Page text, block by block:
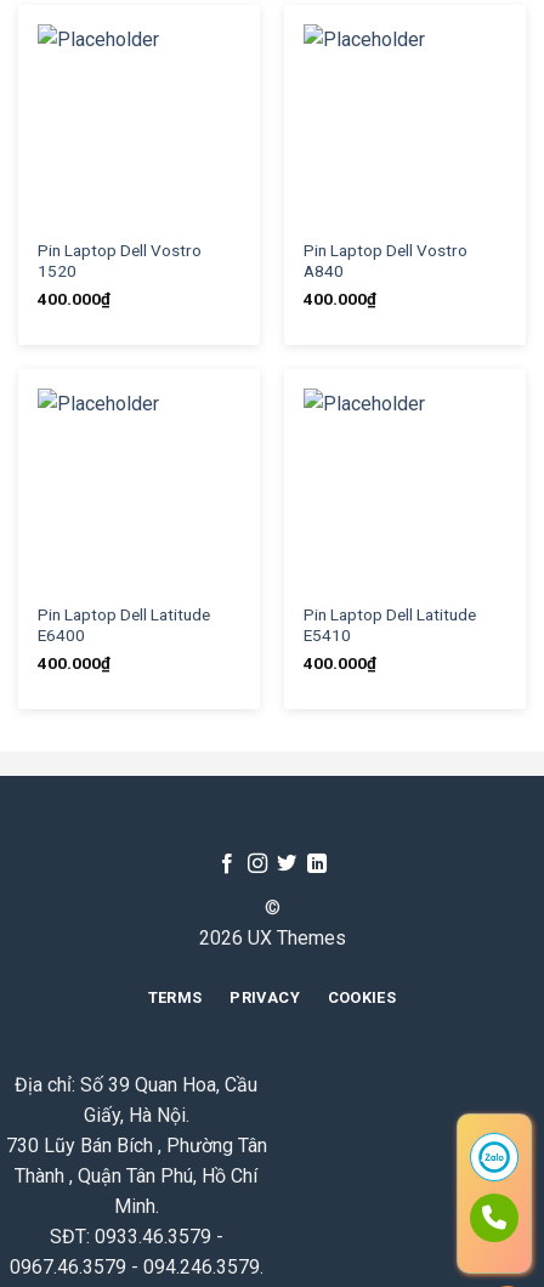
Pin Laptop Dell Vostro
1520
400.000₫
Pin Laptop Dell Vostro
A840
400.000₫
Pin Laptop Dell Latitude
E6400
400.000₫
Pin Laptop Dell Latitude
E5410
400.000₫
©
2026 UX Themes
TERMS PRIVACY COOKIES
Địa chỉ: Số 39 Quan Hoa, Cầu
Giấy, Hà Nội.
730 Lũy Bán Bích , Phường Tân
Thành , Quận Tân Phú, Hồ Chí
Minh.
SĐT: 0933.46.3579 -
0967.46.3579 - 094.246.3579.